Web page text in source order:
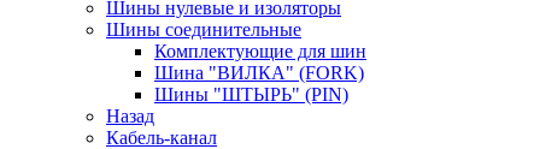
Шины нулевые и изоляторы
Шины соединительные
Комплектующие для шин
Шина "ВИЛКА" (FORK)
Шины "ШТЫРЬ" (PIN)
Назад
Кабель-канал